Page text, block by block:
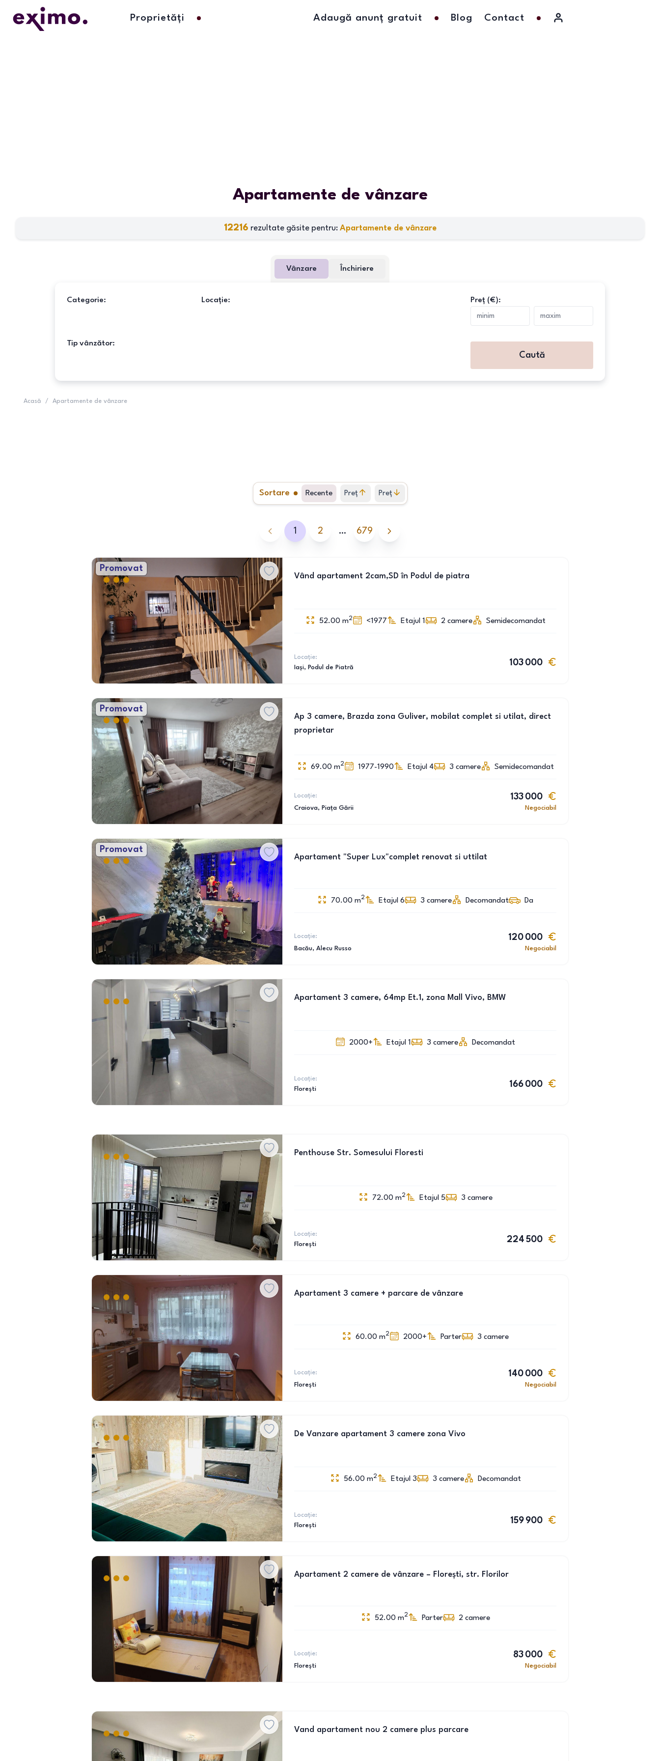
Proprietăți Adaugă anunț gratuit Blog Contact
Apartamente de vânzare
12216 rezultate găsite pentru: Apartamente de vânzare
Vânzare Închiriere
Categorie: Locație: Preț (€):
Tip vânzător:
Caută
Acasă / Apartamente de vânzare
Sortare Recente Preț
crescător
Preț
descrescător
1 2 … 679
Promovat
Vând apartament 2cam,SD în Podul de piatra
52.00 m2 <1977 Etajul 1 2 camere Semidecomandat
Locație:
Iași, Podul de Piatră
103 000
Promovat
Ap 3 camere, Brazda zona Guliver, mobilat complet si utilat, direct
proprietar
69.00 m2 1977-1990 Etajul 4 3 camere Semidecomandat
Locație:
Craiova, Piața Gării
133 000
Negociabil
Promovat
Apartament "Super Lux"complet renovat si uttilat
70.00 m2 Etajul 6 3 camere Decomandat Da
Locație:
Bacău, Alecu Russo
120 000
Negociabil
Apartament 3 camere, 64mp Et.1, zona Mall Vivo, BMW
2000+ Etajul 1 3 camere Decomandat
Locație:
Florești
166 000
Penthouse Str. Somesului Floresti
72.00 m2 Etajul 5 3 camere
Locație:
Florești
224 500
Apartament 3 camere + parcare de vânzare
60.00 m2 2000+ Parter 3 camere
Locație:
Florești
140 000
Negociabil
De Vanzare apartament 3 camere zona Vivo
56.00 m2 Etajul 3 3 camere Decomandat
Locație:
Florești
159 900
Apartament 2 camere de vânzare – Florești, str. Florilor
52.00 m2 Parter 2 camere
Locație:
Florești
83 000
Negociabil
Vand apartament nou 2 camere plus parcare